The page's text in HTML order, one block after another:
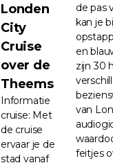
Londen
City
Cruise
over de
Theems
Informatie
cruise: Met
de cruise
ervaar je de
stad vanaf
de pas
kan je
en
zijn 30
van
feitjes